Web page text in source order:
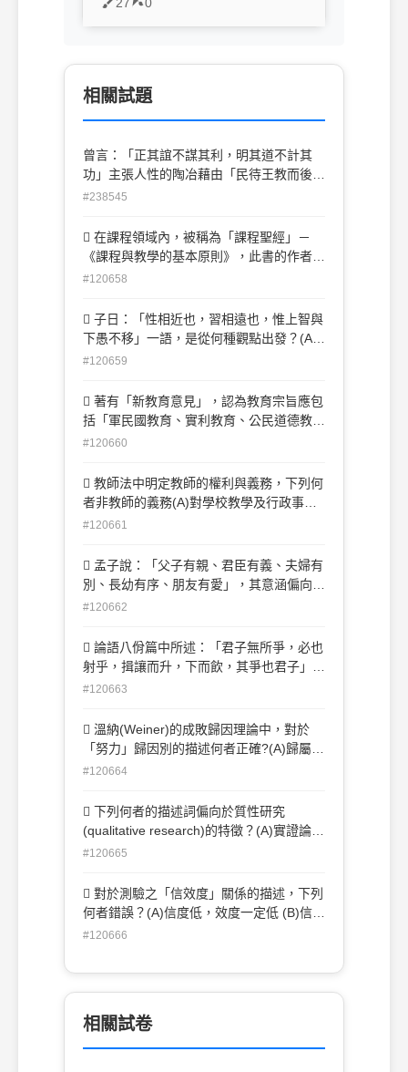
相關試題
曾言：「正其誼不謀其利，明其道不計其
功」主張人性的陶冶藉由「民待王教而後
化，性待教育而後善」的觀點者為何人?(A)
#238545
 在課程領域內，被稱為「課程聖經」－
《課程與教學的基本原則》，此書的作者為
何人？(A)泰勒(Tyler) (B)巴比特(Bobbitt)
#120658
 子日：「性相近也，習相遠也，惟上智與
下愚不移」一語，是從何種觀點出發？(A)
哲學的觀點 (B)生物學的觀點 (C)社會學的
#120659
 著有「新教育意見」，認為教育宗旨應包
括「軍民國教育、實利教育、公民道德教
育、美感教育及世界觀教育」者為(A)梁啟
#120660
 教師法中明定教師的權利與義務，下列何
者非教師的義務(A)對學校教學及行政事項
提供興革意見(B)遵守聘約規定，維護校譽
之課程，實施教學活動。
#120661
 孟子說：「父子有親、君臣有義、夫婦有
別、長幼有序、朋友有愛」，其意涵偏向於
下列何種教育觀點？(A)德育 (B)智育 (C)群
#120662
 論語八佾篇中所述：「君子無所爭，必也
射乎，揖讓而升，下而飲，其爭也君子」，
其意涵所指的是下列何種課程教材？(A)德
教材 (D)群育課程教材
#120663
 溫納(Weiner)的成敗歸因理論中，對於
「努力」歸因別的描述何者正確?(A)歸屬於
穩定、能控制的向度 (B)歸屬於穩定、不能
度 (D)歸屬於不穩定、不能控制性向度
#120664
 下列何者的描述詞偏向於質性研究
(qualitative research)的特徵？(A)實證論、
邏輯經驗論的哲學根源 (B)人為的、不熟悉
歸納的分析態式。
#120665
 對於測驗之「信效度」關係的描述，下列
何者錯誤？(A)信度低，效度一定低 (B)信度
高，效度一定高(C)效度高，信度一定高
#120666
相關試卷